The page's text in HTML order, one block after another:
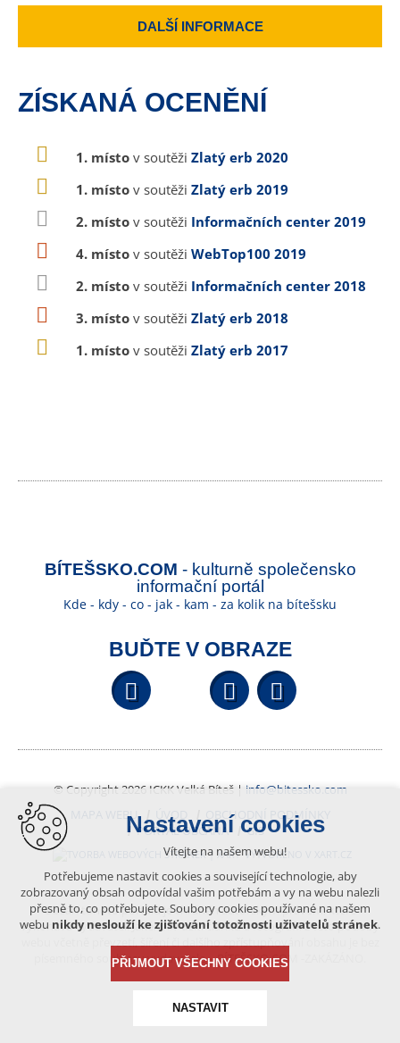
DALŠÍ INFORMACE
ZÍSKANÁ OCENĚNÍ
1. místo v soutěži Zlatý erb 2020
1. místo v soutěži Zlatý erb 2019
2. místo v soutěži Informačních center 2019
4. místo v soutěži WebTop100 2019
2. místo v soutěži Informačních center 2018
3. místo v soutěži Zlatý erb 2018
1. místo v soutěži Zlatý erb 2017
BÍTEŠSKO.COM - kulturně společensko
informační portál
Kde - kdy - co - jak - kam - za kolik na bítešsku
BUĎTE V OBRAZE
Facebook YouTube
© Copyright 2026 ICKK Velká Bíteš | info@bitessko.com
MAPA WEBU
ÚVOD
OBCHODNÍ PODMÍNKY
PORTÁL OBČANA
GIS
VYTVOŘENO V XART.CZ
Obsah tohoto portálu je chráněn autorským právem, které
vykonává vydavatel. Jakékoliv užití článků a fotografií z této podoby
písemného souhlasu vydavatele – BÍTEŠSKO.COM -ZAKÁZÁNO.
Nastavení cookies
Vítejte na našem webu!
Potřebujeme nastavit cookies a související technologie, aby
zobrazovaný obsah odpovídal vašim potřebám a vy na webu nalezli
přesně to, co potřebujete. Soubory cookies používané na našem
webu nikdy neslouží ke zjišťování totožnosti uživatelů stránek.
PŘIJMOUT VŠECHNY COOKIES
NASTAVIT